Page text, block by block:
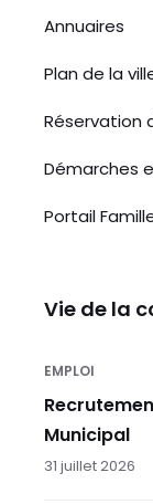
Annuaires
Plan de la
Réservation
Démarches
Portail
Vie de la
EMPLOI
Municipal
31 juillet 2026